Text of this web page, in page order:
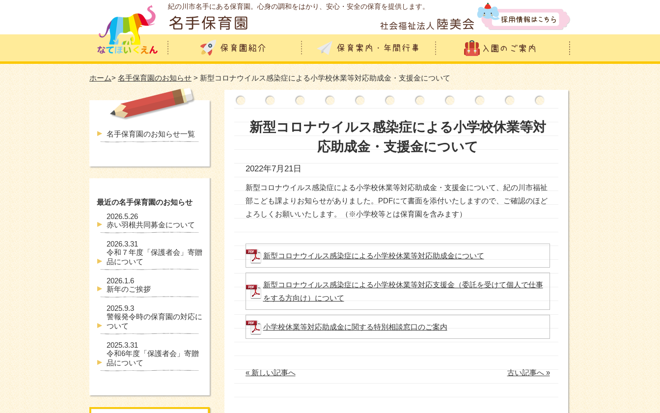
紀の川市名手にある保育園。心身の調和をはかり、安心・安全の保育を提供します。
ホーム> 名手保育園のお知らせ > 新型コロナウイルス感染症による小学校休業等対応助成金・支援金について
新型コロナウイルス感染症による小学校休業等対
応助成金・支援金について
2022年7月21日
新型コロナウイルス感染症による小学校休業等対応助成金・支援金について、紀の川市福祉
部こども課よりお知らせがありました。PDFにて書面を添付いたしますので、ご確認のほど
よろしくお願いいたします。（※小学校等とは保育園を含みます）
新型コロナウイルス感染症による小学校休業等対応助成金について
新型コロナウイルス感染症による小学校休業等対応支援金（委託を受けて個人で仕事
をする方向け）について
小学校休業等対応助成金に関する特別相談窓口のご案内
« 新しい記事へ 古い記事へ »
名手保育園のお知らせ一覧
最近の名手保育園のお知らせ
2026.5.26
赤い羽根共同募金について
2026.3.31
令和７年度「保護者会」寄贈
品について
2026.1.6
新年のご挨拶
2025.9.3
警報発令時の保育園の対応に
ついて
2025.3.31
令和6年度「保護者会」寄贈
品について